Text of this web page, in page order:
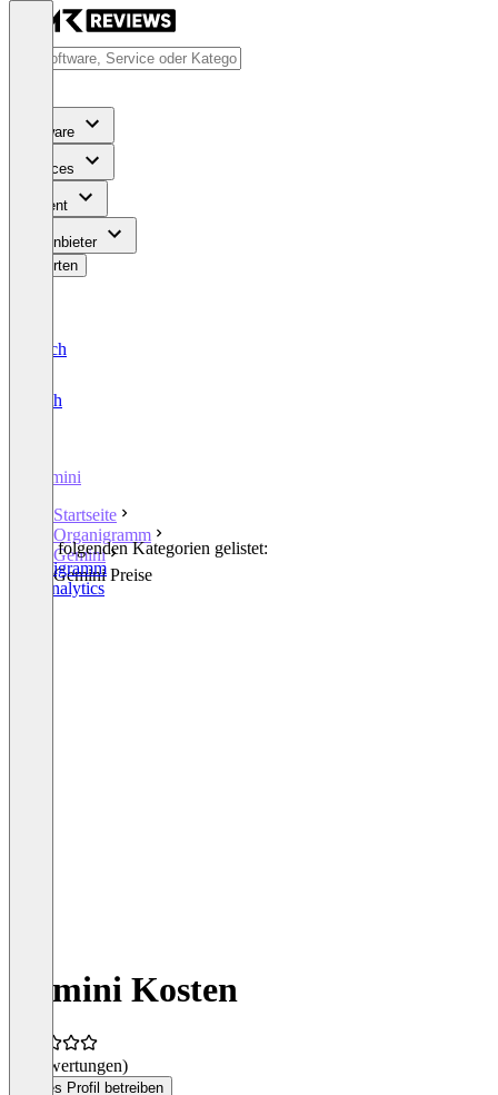
Software
Services
Content
Für Anbieter
Bewerten
Deutsch
English
Gemini
Startseite
Organigramm
Gemini
Gemini Preise
In den folgenden Kategorien gelistet:
Organigramm
HR Analytics
Gemini Kosten
(0 Bewertungen)
Dieses Profil betreiben